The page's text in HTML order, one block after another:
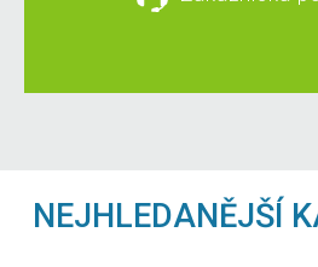
NEJHLEDANĚJŠÍ